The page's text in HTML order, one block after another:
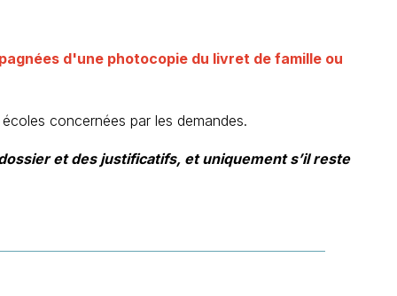
d'une photocopie du livret de famille ou
concernées par les demandes.
et des justificatifs, et uniquement s’il reste